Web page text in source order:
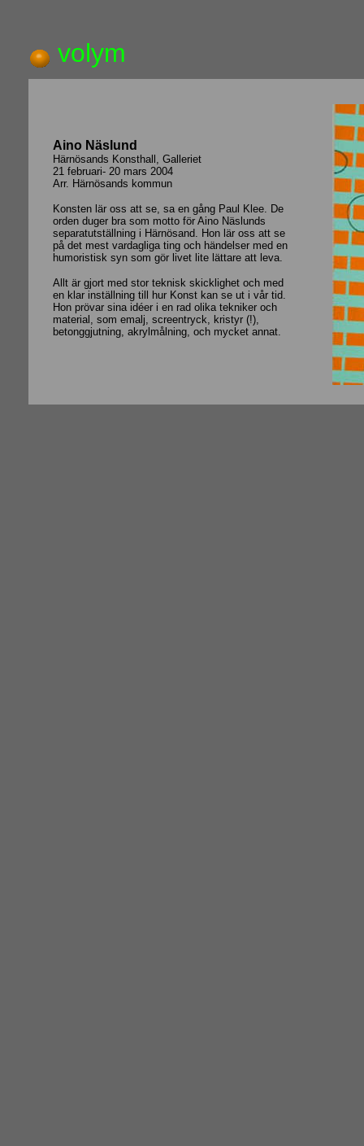
volym
Aino Näslund
Härnösands Konsthall, Galleriet
21 februari- 20 mars 2004
Arr. Härnösands kommun
Konsten lär oss att se, sa en gång Paul Klee. De
orden duger bra som motto för Aino Näslunds
separatutställning i Härnösand. Hon lär oss att se
på det mest vardagliga ting och händelser med en
humoristisk syn som gör livet lite lättare att leva.
Allt är gjort med stor teknisk skicklighet och med
en klar inställning till hur Konst kan se ut i vår tid.
Hon prövar sina idéer i en rad olika tekniker och
material, som emalj, screentryck, kristyr (!),
betonggjutning, akrylmålning, och mycket annat.